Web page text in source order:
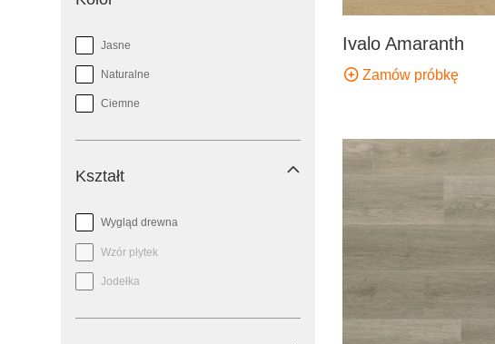
Jasne
Naturalne
Ciemne
Kształt
Wygląd drewna
Wzór płytek
Jodełka
Ivalo Amaranth
Zamów próbkę